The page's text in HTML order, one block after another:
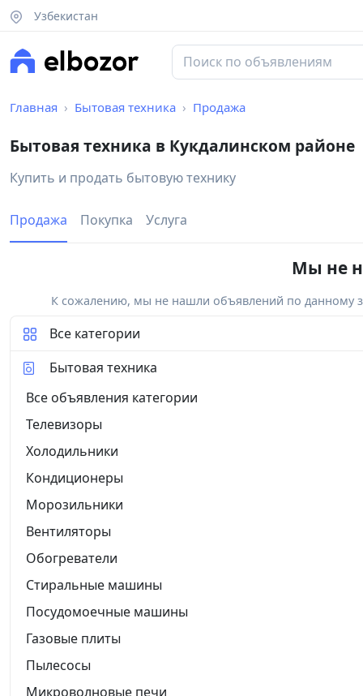
Узбекистан
Главная Бытовая техника Продажа
Бытовая техника в Кукдалинском районе
Купить и продать бытовую технику
Продажа Покупка Услуга
Мы не
К сожалению, мы не нашли объявлений по данному
Все категории
Бытовая техника
Все объявления категории
Телевизоры
Холодильники
Кондиционеры
Морозильники
Вентиляторы
Обогреватели
Стиральные машины
Посудомоечные машины
Газовые плиты
Пылесосы
Микроволновые печи